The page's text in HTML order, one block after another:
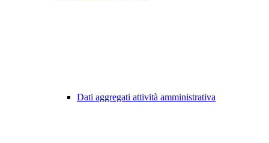
Dati aggregati attività amministrativa